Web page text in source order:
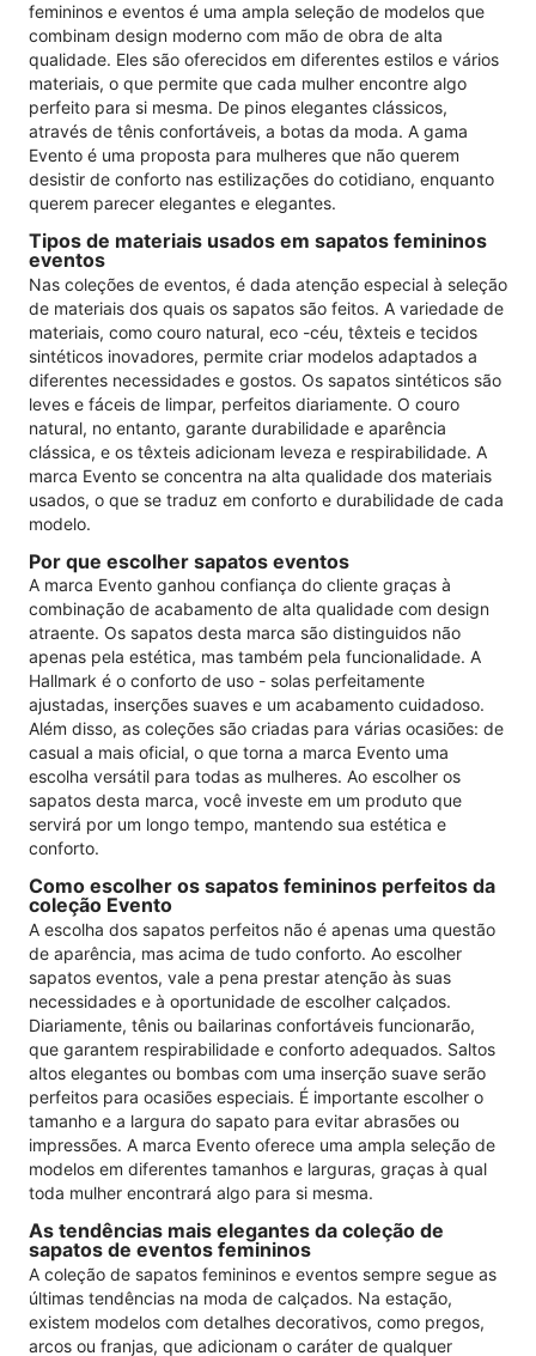
femininos e eventos é uma ampla seleção de modelos que
combinam design moderno com mão de obra de alta
qualidade. Eles são oferecidos em diferentes estilos e vários
materiais, o que permite que cada mulher encontre algo
perfeito para si mesma. De pinos elegantes clássicos,
através de tênis confortáveis, a botas da moda. A gama
Evento é uma proposta para mulheres que não querem
desistir de conforto nas estilizações do cotidiano, enquanto
querem parecer elegantes e elegantes.
Tipos de materiais usados ​​em sapatos femininos
eventos
Nas coleções de eventos, é dada atenção especial à seleção
de materiais dos quais os sapatos são feitos. A variedade de
materiais, como couro natural, eco -céu, têxteis e tecidos
sintéticos inovadores, permite criar modelos adaptados a
diferentes necessidades e gostos. Os sapatos sintéticos são
leves e fáceis de limpar, perfeitos diariamente. O couro
natural, no entanto, garante durabilidade e aparência
clássica, e os têxteis adicionam leveza e respirabilidade. A
marca Evento se concentra na alta qualidade dos materiais
usados, o que se traduz em conforto e durabilidade de cada
modelo.
Por que escolher sapatos eventos
A marca Evento ganhou confiança do cliente graças à
combinação de acabamento de alta qualidade com design
atraente. Os sapatos desta marca são distinguidos não
apenas pela estética, mas também pela funcionalidade. A
Hallmark é o conforto de uso - solas perfeitamente
ajustadas, inserções suaves e um acabamento cuidadoso.
Além disso, as coleções são criadas para várias ocasiões: de
casual a mais oficial, o que torna a marca Evento uma
escolha versátil para todas as mulheres. Ao escolher os
sapatos desta marca, você investe em um produto que
servirá por um longo tempo, mantendo sua estética e
conforto.
Como escolher os sapatos femininos perfeitos da
coleção Evento
A escolha dos sapatos perfeitos não é apenas uma questão
de aparência, mas acima de tudo conforto. Ao escolher
sapatos eventos, vale a pena prestar atenção às suas
necessidades e à oportunidade de escolher calçados.
Diariamente, tênis ou bailarinas confortáveis ​​funcionarão,
que garantem respirabilidade e conforto adequados. Saltos
altos elegantes ou bombas com uma inserção suave serão
perfeitos para ocasiões especiais. É importante escolher o
tamanho e a largura do sapato para evitar abrasões ou
impressões. A marca Evento oferece uma ampla seleção de
modelos em diferentes tamanhos e larguras, graças à qual
toda mulher encontrará algo para si mesma.
As tendências mais elegantes da coleção de
sapatos de eventos femininos
A coleção de sapatos femininos e eventos sempre segue as
últimas tendências na moda de calçados. Na estação,
existem modelos com detalhes decorativos, como pregos,
arcos ou franjas, que adicionam o caráter de qualquer